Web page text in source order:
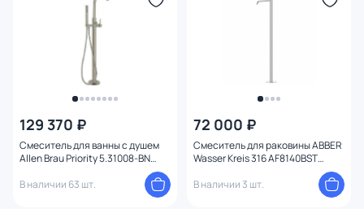
129 370 ₽
Смеситель для ванны с душем
Allen Brau Priority 5.31008-BN
В наличии 63 шт.
72 000 ₽
Смеситель для раковины ABBER
Wasser Kreis 316 AF8140BST
сталь
В наличии 3 шт.